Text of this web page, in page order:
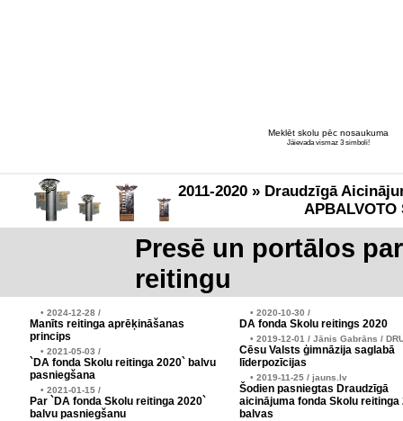
Meklēt skolu pēc nosaukuma
Jāievada vismaz 3 simboli!
2011-2020 » Draudzīgā
APBALVOTO
Presē un portālos
reitingu
• 2024-12-28 /
Manīts reitinga aprēķināšanas
princips
• 2021-05-03 /
`DA fonda Skolu reitinga 2020` balvu
pasniegšana
• 2021-01-15 /
Par `DA fonda Skolu reitinga 2020`
balvu pasniegšanu
• 2020-10-30 /
DA fonda Skolu reitings 2020
• 2019-12-01 / Jānis Gabrāns /
Cēsu Valsts ģimnāzija saglabā
līderpozīcijas
• 2019-11-25 / jauns.lv
Šodien pasniegtas Draudzīgā
aicinājuma fonda Skolu reitinga
balvas